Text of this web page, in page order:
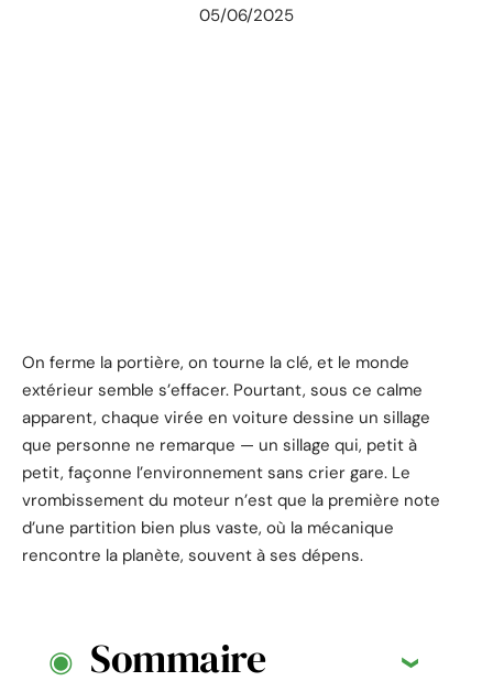
05/06/2025
On ferme la portière, on tourne la clé, et le monde
extérieur semble s’effacer. Pourtant, sous ce calme
apparent, chaque virée en voiture dessine un sillage
que personne ne remarque — un sillage qui, petit à
petit, façonne l’environnement sans crier gare. Le
vrombissement du moteur n’est que la première note
d’une partition bien plus vaste, où la mécanique
rencontre la planète, souvent à ses dépens.
Sommaire